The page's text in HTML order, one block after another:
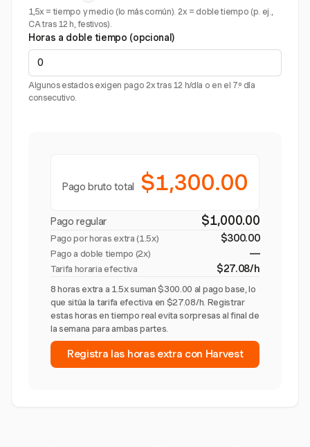
1,5x = tiempo y medio (lo más común). 2x = doble tiempo (p. ej.,
CA tras 12 h, festivos).
Horas a doble tiempo (opcional)
Algunos estados exigen pago 2x tras 12 h/día o en el 7.º día
consecutivo.
Pago bruto total $1,300.00
Pago regular $1,000.00
Pago por horas extra (1.5x) $300.00
Pago a doble tiempo (2x) —
Tarifa horaria efectiva $27.08/h
8 horas extra a 1.5x suman $300.00 al pago base, lo
que sitúa la tarifa efectiva en $27.08/h. Registrar
estas horas en tiempo real evita sorpresas al final de
la semana para ambas partes.
Registra las horas extra con Harvest